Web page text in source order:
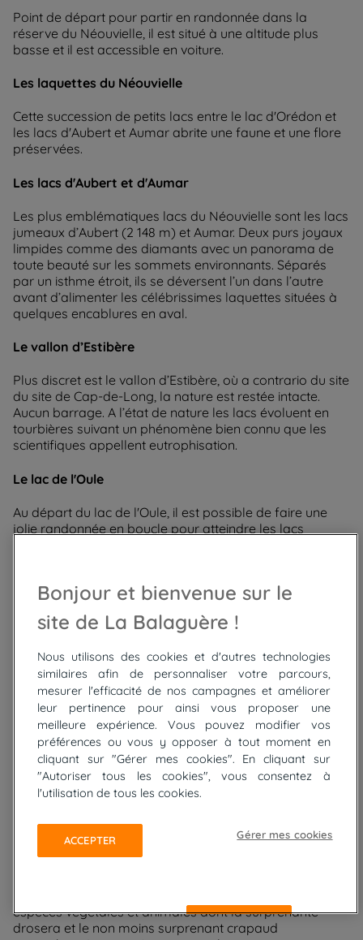
Point de départ pour partir en randonnée dans la
réserve du Néouvielle, il est situé à une altitude plus
basse et il est accessible en voiture.
Les laquettes du Néouvielle
Cette succession de petits lacs entre le lac d'Orédon et
les lacs d'Aubert et Aumar abrite une faune et une flore
préservées.
Les lacs d'Aubert et d'Aumar
Les plus emblématiques lacs du Néouvielle sont les lacs
jumeaux d’Aubert (2 148 m) et Aumar. Deux purs joyaux
limpides comme des diamants avec un panorama de
toute beauté sur les sommets environnants. Séparés
par un isthme étroit, ils se déversent l’un dans l’autre
avant d’alimenter les célébrissimes laquettes situées à
quelques encablures en aval.
Le vallon d’Estibère
Plus discret est le vallon d’Estibère, où a contrario du site
du site de Cap-de-Long, la nature est restée intacte.
Aucun barrage. A l’état de nature les lacs évoluent en
tourbières suivant un phénomène bien connu que les
scientifiques appellent eutrophisation.
Le lac de l'Oule
Au départ du lac de l'Oule, il est possible de faire une
jolie randonnée en boucle pour atteindre les lacs
Le massif du Néouvielle, c'est aussi des
randonnées de lacs en sommets !
C’est bien sûr du sommet du pic de Néouvielle qu’on
bénéficie du plus beau point de vue sur l’ensemble des
lacs, tant du côté Barèges que versant Oredon et Cap
de Long.
On peut aussi se laisser tenter par le pic de Montpelat
admirablement situé sur un nœud d’arêtes rocheuses
entre le vallon d’Estibère, le lac de l’Oule et Aumar -
Aubert.
Une végétation et une faune uniques
dans le massif du Néouvielle
espèces végétales et animales dont la surprenante
drosera et le non moins surprenant crapaud
Bonjour et bienvenue sur le
site de La Balaguère !
Nous utilisons des cookies et d'autres technologies
similaires afin de personnaliser votre parcours,
mesurer l'efficacité de nos campagnes et améliorer
leur pertinence pour ainsi vous proposer une
meilleure expérience. Vous pouvez modifier vos
préférences ou vous y opposer à tout moment en
cliquant sur "Gérer mes cookies". En cliquant sur
"Autoriser tous les cookies", vous consentez à
l'utilisation de tous les cookies.
Gérer mes cookies
REFUSER
ACCEPTER